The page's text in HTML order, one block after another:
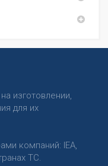
изготовлении,
для их
компаний: IEA,
ТС.